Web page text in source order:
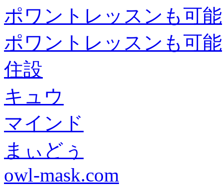
ポワントレッスンも可能
ポワントレッスンも可能
住設
キュウ
マインド
まぃどぅ
owl-mask.com